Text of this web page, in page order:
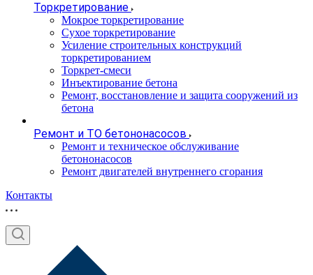
Торкретирование
Мокрое торкретирование
Сухое торкретирование
Усиление строительных конструкций
торкретированием
Торкрет-смеси
Инъектирование бетона
Ремонт, восстановление и защита сооружений из
бетона
Ремонт и ТО бетононасосов
Ремонт и техническое обслуживание
бетононасосов
Ремонт двигателей внутреннего сгорания
Контакты